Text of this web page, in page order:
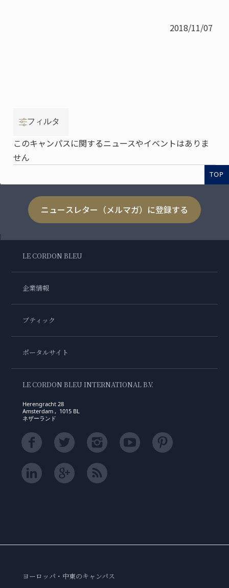
2018/11/07
フィルタ
このキャンパスに関するニュースやイベントはありま
せん
TOP
ニュースレター（メルマガ）に登録する
LE CORDON BLEU
企業情報
ブティック
ポータルサイト
LE CORDON BLEU INTERNATIONAL B.V.
Herengracht 28
Amsterdam , 1015 BL
ネザーランド
ヨーロッパ・中東のキャンパス